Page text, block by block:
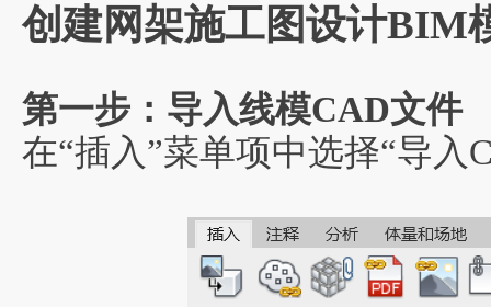
创建网架施工图设计BIM
第一步：导入线模CAD文件
在“插入”菜单项中选择“导入